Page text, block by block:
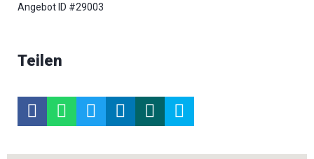
Angebot ID #29003
Teilen